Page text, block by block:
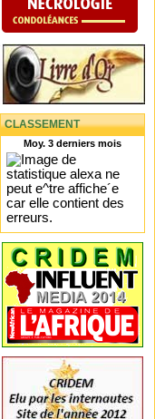
CLASSEMENT
Moy. 3 derniers mois